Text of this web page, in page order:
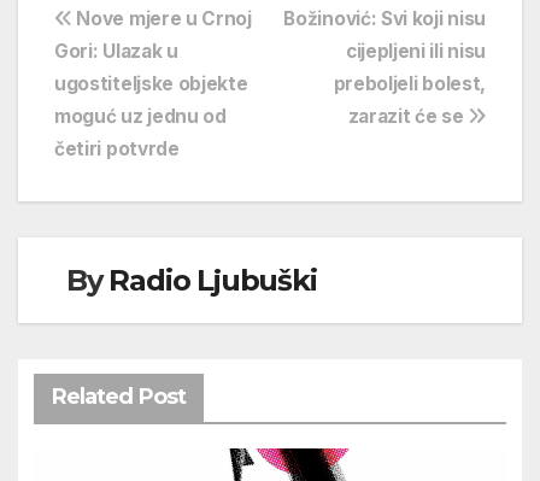
Navigacija
objava
Božinović: Svi koji nisu
cijepljeni ili nisu
preboljeli bolest,
zarazit će se
Nove mjere u Crnoj
Gori: Ulazak u
ugostiteljske objekte
moguć uz jednu od
četiri potvrde
ByRadio Ljubuški
Related Post